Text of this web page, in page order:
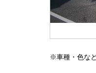
※車種・色な